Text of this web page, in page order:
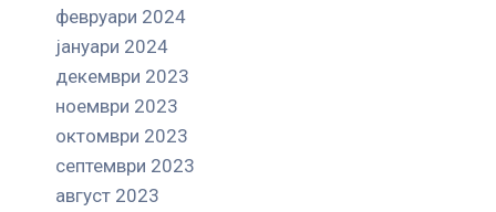
февруари 2024
јануари 2024
декември 2023
ноември 2023
октомври 2023
септември 2023
август 2023